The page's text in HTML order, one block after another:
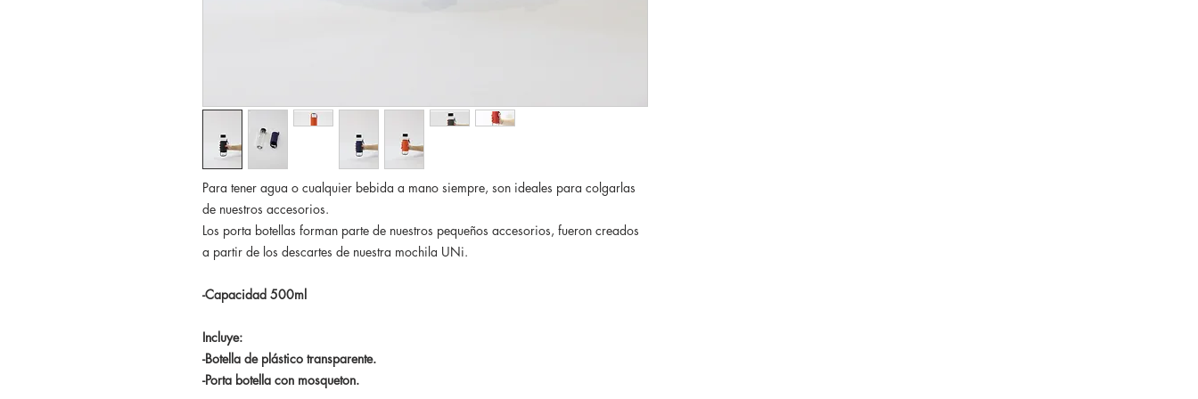
Para tener agua o cualquier bebida a mano siempre, son ideales para colgarlas
de nuestros accesorios.
Los porta botellas forman parte de nuestros pequeños accesorios, fueron creados
a partir de los descartes de nuestra mochila UNi.
-Capacidad 500ml
Incluye:
-Botella de plástico transparente.
-Porta botella con mosqueton.